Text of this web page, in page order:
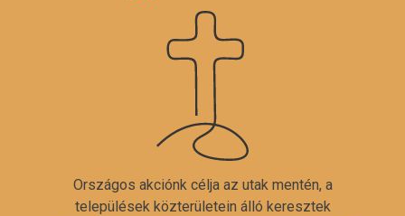
Országos akciónk célja az utak mentén, a
települések közterületein álló keresztek